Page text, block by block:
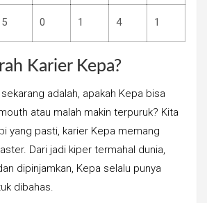
5 0 1 4 1
Karier Kepa?
adalah, apakah Kepa bisa
atau malah makin terpuruk? Kita
yang pasti, karier Kepa memang
Dari jadi kiper termahal dunia,
dipinjamkan, Kepa selalu punya
dibahas.